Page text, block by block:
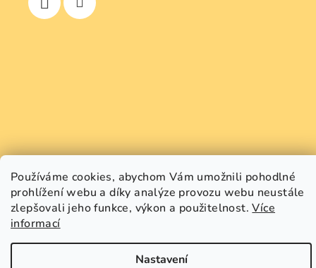
Používáme cookies, abychom Vám umožnili pohodlné
prohlížení webu a díky analýze provozu webu neustále
zlepšovali jeho funkce, výkon a použitelnost.Více
informací
Nastavení
Copyright 2026
Vytvořil Shoptet